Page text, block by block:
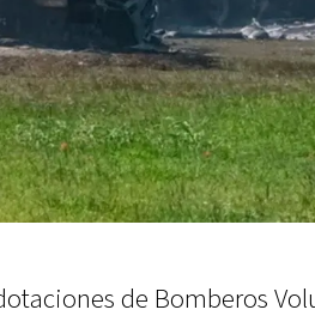
de Bomberos